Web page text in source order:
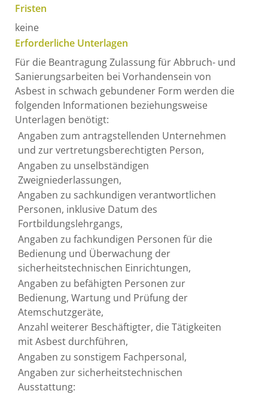
Fristen
keine
Erforderliche Unterlagen
Für die Beantragung Zulassung für Abbruch- und
Sanierungsarbeiten bei Vorhandensein von
Asbest in schwach gebundener Form werden die
folgenden Informationen beziehungsweise
Unterlagen benötigt:
Angaben zum antragstellenden Unternehmen
und zur vertretungsberechtigten Person,
Angaben zu unselbständigen
Zweigniederlassungen,
Angaben zu sachkundigen verantwortlichen
Personen, inklusive Datum des
Fortbildungslehrgangs,
Angaben zu fachkundigen Personen für die
Bedienung und Überwachung der
sicherheitstechnischen Einrichtungen,
Angaben zu befähigten Personen zur
Bedienung, Wartung und Prüfung der
Atemschutzgeräte,
Anzahl weiterer Beschäftigter, die Tätigkeiten
mit Asbest durchführen,
Angaben zu sonstigem Fachpersonal,
Angaben zur sicherheitstechnischen
Ausstattung: